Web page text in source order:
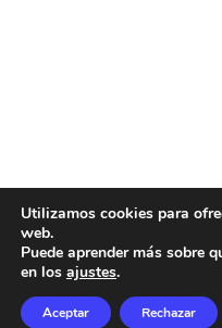
Utilizamos cookies para
web.
Puede aprender más sobre
en los ajustes.
Aceptar Rechazar